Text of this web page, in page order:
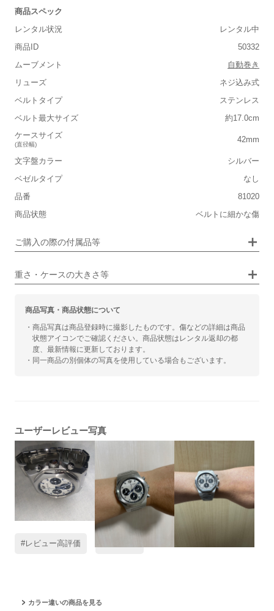
商品スペック
レンタル状況
レンタル中
商品ID
50332
ムーブメント
自動巻き
リューズ
ネジ込み式
ベルトタイプ
ステンレス
ベルト最大サイズ
約17.0cm
ケースサイズ
(直径幅)
42mm
文字盤カラー
シルバー
ベゼルタイプ
なし
品番
81020
商品状態
ベルトに細かな傷
ご購入の際の付属品等
箱
重さ・ケースの大きさ等
■重さ(ベルト込み)
■ケースの大きさ
小さい
■装飾感
カジュアル ビジネス
商品写真・商品状態について
・商品写真は商品登録時に撮影したものです。傷などの詳細は商品
状態アイコンでご確認ください。商品状態はレンタル返却の都
度、最新情報に更新しております。
・同一商品の別個体の写真を使用している場合もございます。
ユーザーレビュー写真
#レビュー高評価
カラー違いの商品を見る